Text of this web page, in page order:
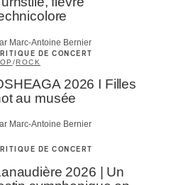
Marc-Antoine Bernier
DE CONCERT
/ROCK
2026 I Filles
au musée
Marc-Antoine Bernier
DE CONCERT
2026 | Un